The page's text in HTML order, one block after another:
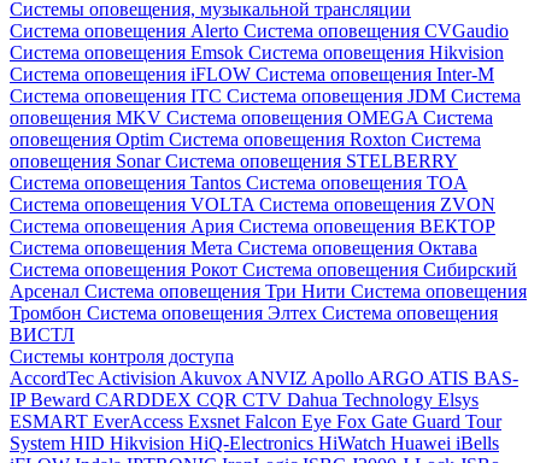
Системы оповещения, музыкальной трансляции
Система оповещения Alerto Система оповещения CVGaudio
Система оповещения Emsok Система оповещения Hikvision
Система оповещения iFLOW Система оповещения Inter-M
Система оповещения ITC Система оповещения JDM Система
оповещения MKV Система оповещения OMEGA Система
оповещения Optim Система оповещения Roxton Система
оповещения SonarСистема оповещения STELBERRY
Система оповещения Tantos Система оповещения TOA
Система оповещения VOLTA Система оповещения ZVON
Система оповещения Ария Система оповещения ВЕКТОР
Система оповещения Мета Система оповещения Октава
Система оповещения Рокот Система оповещения Сибирский
Арсенал Система оповещения Три Нити Система оповещения
Тромбон Система оповещения Элтех Система оповещения
ВИСТЛ
Системы контроля доступа
AccordTec Activision Akuvox ANVIZ Apollo ARGO ATIS BAS-
IPBeward CARDDEX CQR CTV Dahua Technology Elsys
ESMART EverAccess Exsnet Falcon Eye Fox Gate Guard Tour
System HID Hikvision HiQ-Electronics HiWatch Huawei iBells